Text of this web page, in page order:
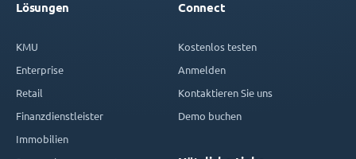
Lösungen
KMU
Enterprise
Retail
Finanzdienstleister
Immobilien
Connect
Kostenlos testen
Anmelden
Kontaktieren Sie uns
Demo buchen